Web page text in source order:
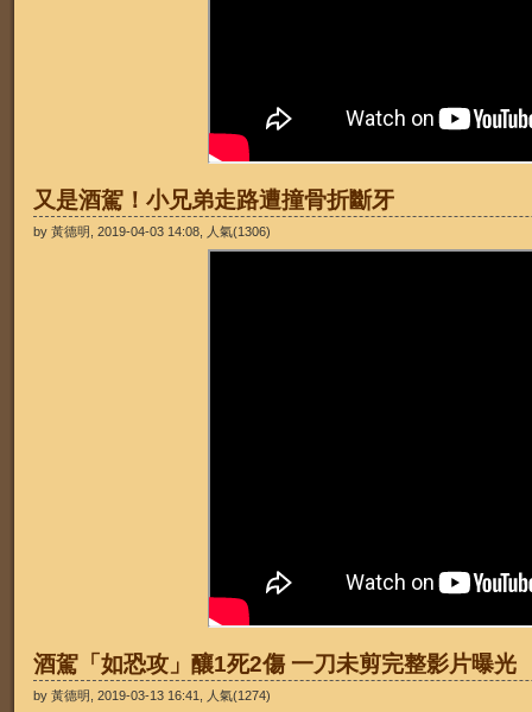
又是酒駕！小兄弟走路遭撞骨折斷牙
by 黃德明, 2019-04-03 14:08, 人氣(1306)
酒駕「如恐攻」釀1死2傷 一刀未剪完整影片曝光
by 黃德明, 2019-03-13 16:41, 人氣(1274)